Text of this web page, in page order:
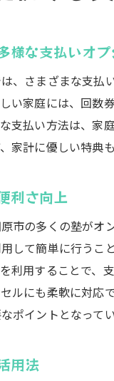
様な支払いオ
、さまざまな支払
い家庭には、回数
支払い方法は、
家計に優しい特典
利さ向上
市の多くの塾がオ
して簡単に行うこ
利用することで、
ルにも柔軟に対応
ポイントとなってい
用法